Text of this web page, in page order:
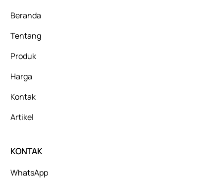
Beranda
Tentang
Produk
Harga
Kontak
Artikel
KONTAK
WhatsApp